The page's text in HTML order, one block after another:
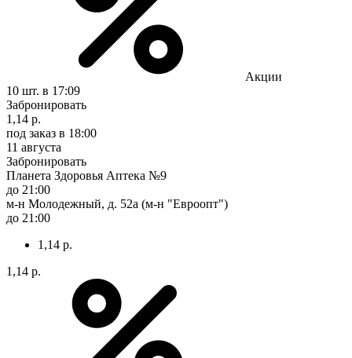
Акции
10 шт. в 17:09
Забронировать
1,14 р.
под заказ в 18:00
11 августа
Забронировать
Планета Здоровья Аптека №9
до 21:00
м-н Молодежный, д. 52а (м-н "Евроопт")
до 21:00
1,14 р.
1,14 р.